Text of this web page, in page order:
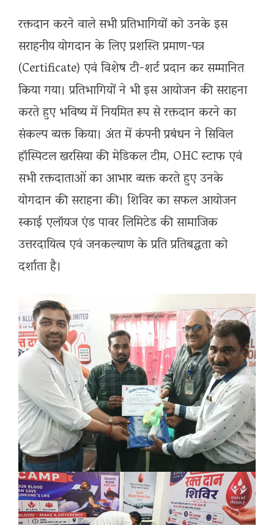
रक्तदान करने वाले सभी प्रतिभागियों को उनके इस
सराहनीय योगदान के लिए प्रशस्ति प्रमाण-पत्र
(Certificate) एवं विशेष टी-शर्ट प्रदान कर सम्मानित
किया गया। प्रतिभागियों ने भी इस आयोजन की सराहना
करते हुए भविष्य में नियमित रूप से रक्तदान करने का
संकल्प व्यक्त किया। अंत में कंपनी प्रबंधन ने सिविल
हॉस्पिटल खरसिया की मेडिकल टीम, OHC स्टाफ एवं
सभी रक्तदाताओं का आभार व्यक्त करते हुए उनके
योगदान की सराहना की। शिविर का सफल आयोजन
स्काई एलॉयज एंड पावर लिमिटेड की सामाजिक
उत्तरदायित्व एवं जनकल्याण के प्रति प्रतिबद्धता को
दर्शाता है।